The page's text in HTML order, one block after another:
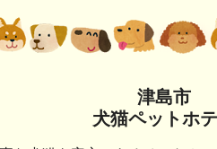
津島市
犬猫ペットホ